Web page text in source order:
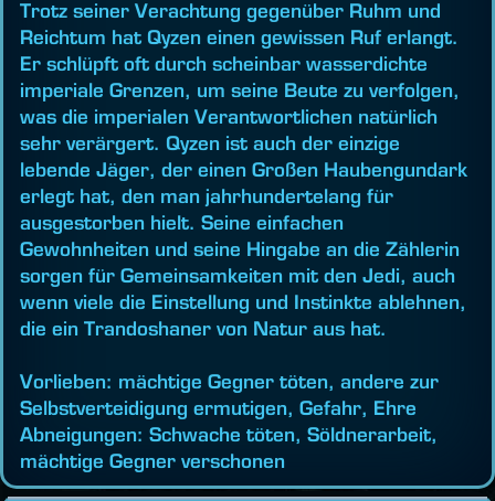
Trotz seiner Verachtung gegenüber Ruhm und
Reichtum hat Qyzen einen gewissen Ruf erlangt.
Er schlüpft oft durch scheinbar wasserdichte
imperiale Grenzen, um seine Beute zu verfolgen,
was die imperialen Verantwortlichen natürlich
sehr verärgert. Qyzen ist auch der einzige
lebende Jäger, der einen Großen Haubengundark
erlegt hat, den man jahrhundertelang für
ausgestorben hielt. Seine einfachen
Gewohnheiten und seine Hingabe an die Zählerin
sorgen für Gemeinsamkeiten mit den Jedi, auch
wenn viele die Einstellung und Instinkte ablehnen,
die ein Trandoshaner von Natur aus hat.
Vorlieben: mächtige Gegner töten, andere zur
Selbstverteidigung ermutigen, Gefahr, Ehre
Abneigungen: Schwache töten, Söldnerarbeit,
mächtige Gegner verschonen